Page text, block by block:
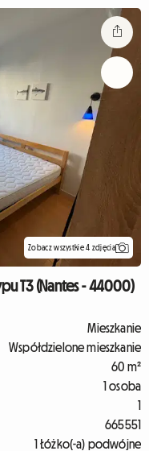
Zobacz wszystkie 4 zdjęcia
T3 (Nantes - 44000)
Mieszkanie
Współdzielone mieszkanie
60 m²
1 osoba
1
665551
1 Łóżko(-a) podwójne